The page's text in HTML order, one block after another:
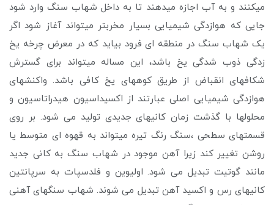
میکنند و به آب اجازه میدهند تا به داخل شهاب سنگ وارد شود
جایی که هوازدگی شیمیایی بسیار مخربتر میتواند آغاز شود اگر
یک شهاب سنگ در منطقه ای فرود بیاید که در معرض چرخه یخ
زدگی ذوب شدگی یخ باشد، این مساله میتواند برای گسترش
شکافهای انقباض از طریق کوههای یخ کافی باشد. واکنشهای
هوازدگی شیمیایی اصلی عبارتند از اکسیداسیون هیدراتاسیون و
محلولها با گذشت زمان کانیهای جدیدی تولید می شود. بر روی
قسمتهای سطحی ،سنگ رنگ تیره میتواند به قهوه ای متوسط یا
روشن تغییر کند زیرا آهن موجود در شهاب سنگ به کانی جدید
مانند گوتیت تبدیل می شود. اولیوین و فلدسپات به سرپانتین
کانیهای رس و اکسید آهن تبدیل می شوند. شهاب سنگهای آهنی